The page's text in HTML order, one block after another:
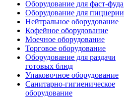
Оборудование для фаст-фуда
Оборудование для пиццерии
Нейтральное оборудование
Кофейное оборудование
Моечное оборудование
Торговое оборудование
Оборудование для раздачи
готовых блюд
Упаковочное оборудование
Санитарно-гигиеническое
оборудование